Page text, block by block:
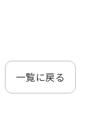
一覧に戻る